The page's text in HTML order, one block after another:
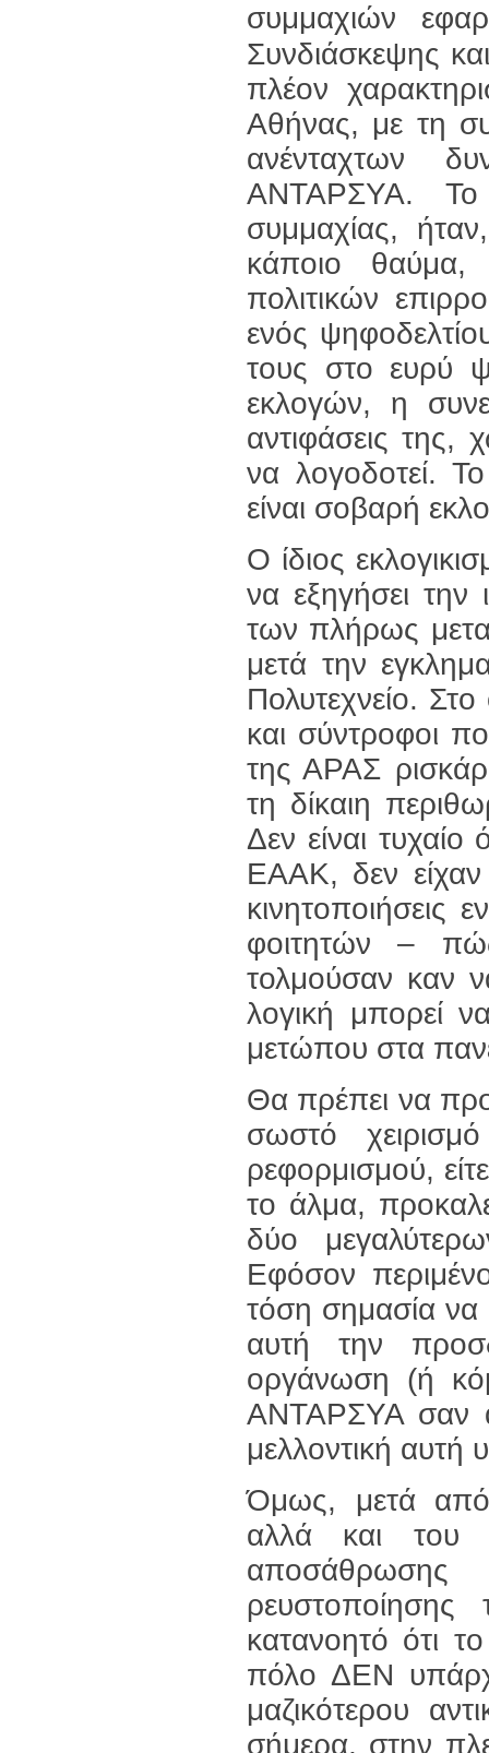
συμμαχιών
Συνδιάσκεψης
πλέον
Αθήνας, με τη
ανένταχτων
ΑΝΤΑΡΣΥΑ. Το
συμμαχίας,
κάποιο
πολιτικών
ενός
τους στο ευρύ
εκλογών, η
αντιφάσεις
να λογοδοτεί.
είναι σοβαρή
Ο ίδιος
να εξηγήσει την
των πλήρως
μετά την
Πολυτεχνείο.
και σύντροφοι
της ΑΡΑΣ
τη δίκαιη
Δεν είναι
ΕΑΑΚ, δεν είχαν
κινητοποιήσεις
φοιτητών –
τολμούσαν καν
λογική μπορεί
μετώπου στα
Θα πρέπει να
σωστό
ρεφορμισμού,
το άλμα,
δύο
Εφόσον
τόση σημασία να
αυτή την
οργάνωση (ή
ΑΝΤΑΡΣΥΑ σαν
μελλοντική αυτή
Όμως, μετά από
αλλά και του
κατανοητό ότι
πόλο ΔΕΝ
μαζικότερου
σήμερα, στην